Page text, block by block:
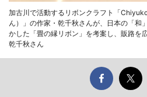
加古川で活動するリボンクラフト「
ん）」の作家・乾千秋さんが、日本の「和
かした「畳の縁リボン」を考案し、販路を
乾千秋さん